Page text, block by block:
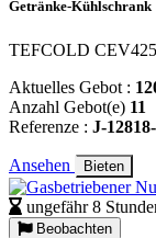
Getränke-Kühlschrank
TEFCOLD
Aktuelles Gebot :
Anzahl Gebot(e) 11
Referenze : J-
Ansehen Bieten
ungefähr 8
Beobachten